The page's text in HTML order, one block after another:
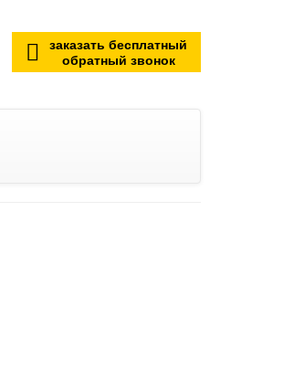
заказать бесплатный
обратный звонок